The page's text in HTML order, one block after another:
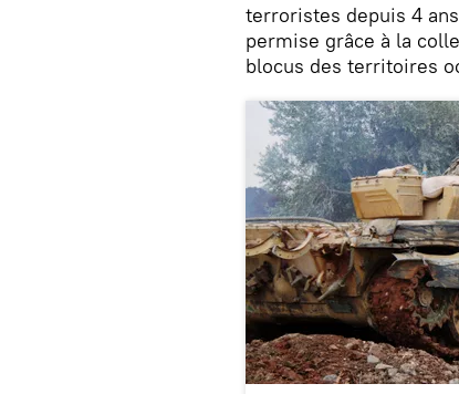
terroristes depuis 4
permise grâce à la
blocus des territoires